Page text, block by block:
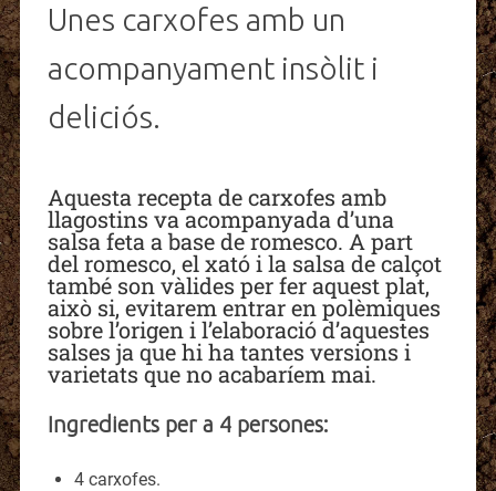
Unes carxofes amb un
acompanyament insòlit i
deliciós.
Aquesta recepta de carxofes amb
llagostins va acompanyada d’una
salsa feta a base de romesco. A part
del romesco, el xató i la salsa de calçot
també son vàlides per fer aquest plat,
això si, evitarem entrar en polèmiques
sobre l’origen i l’elaboració d’aquestes
salses ja que hi ha tantes versions i
varietats que no acabaríem mai.
Ingredients per a 4 persones:
4 carxofes.